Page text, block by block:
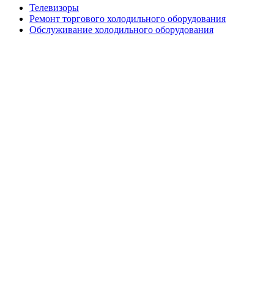
Телевизоры
Ремонт торгового холодильного оборудования
Обслуживание холодильного оборудования